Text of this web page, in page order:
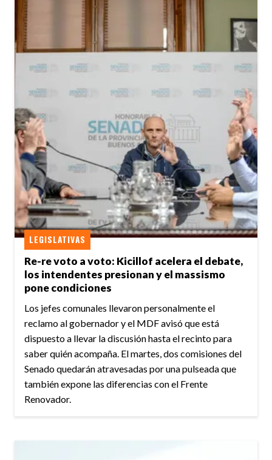
Re-re voto a voto: Kicillof acelera el debate,
los intendentes presionan y el massismo
pone condiciones
LEGISLATIVAS
Los jefes comunales llevaron personalmente el
reclamo al gobernador y el MDF avisó que está
dispuesto a llevar la discusión hasta el recinto para
saber quién acompaña. El martes, dos comisiones del
Senado quedarán atravesadas por una pulseada que
también expone las diferencias con el Frente
Renovador.